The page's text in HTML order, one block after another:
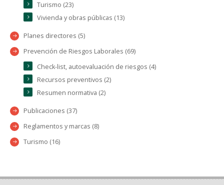
Turismo (23)
Vivienda y obras públicas (13)
Planes directores (5)
Prevención de Riesgos Laborales (69)
Check-list, autoevaluación de riesgos (4)
Recursos preventivos (2)
Resumen normativa (2)
Publicaciones (37)
Reglamentos y marcas (8)
Turismo (16)